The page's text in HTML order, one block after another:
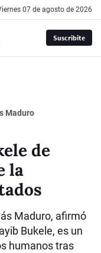
viernes 07 de agosto de 2026
Suscribite
Maduro
de
la
Maduro, afirmó
Bukele, es un
humanos tras